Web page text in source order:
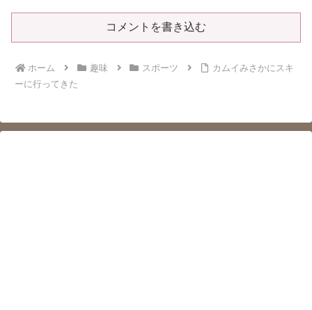
コメントを書き込む
ホーム 趣味 スポーツ
カムイみさかにスキ
ーに行ってきた